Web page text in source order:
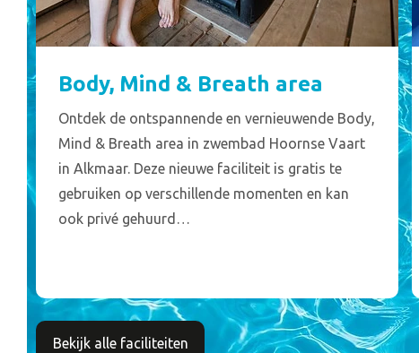
Body, Mind & Breath area
Ontdek de ontspannende en vernieuwende Body,
Mind & Breath area in zwembad Hoornse Vaart
in Alkmaar. Deze nieuwe faciliteit is gratis te
gebruiken op verschillende momenten en kan
ook privé gehuurd…
Bekijk alle faciliteiten